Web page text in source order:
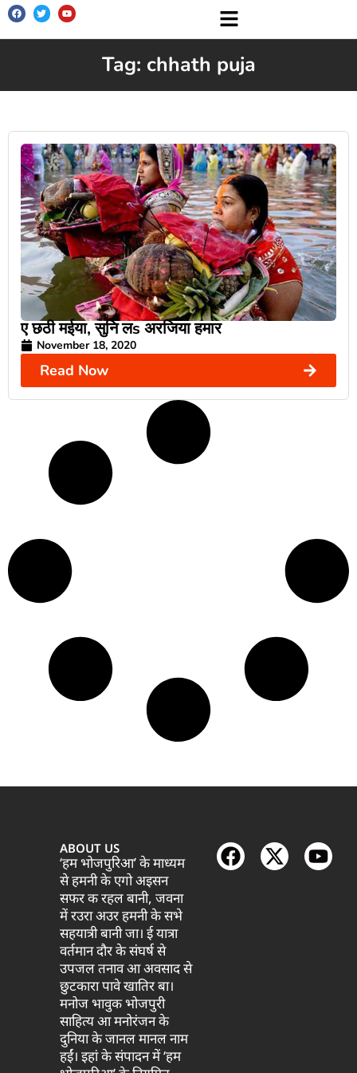
Tag: chhath puja
ए छठी मईया, सुनि लs अरजिया हमार
November 18, 2020
Read Now
ABOUT US
‘हम भोजपुरिआ’ के माध्यम
से हमनी के एगो अइसन
सफर क रहल बानी, जवना
में रउरा अउर हमनी के सभे
सहयात्री बानी जा। ई यात्रा
वर्तमान दौर के संघर्ष से
उपजल तनाव आ अवसाद से
छुटकारा पावे खातिर बा।
मनोज भावुक भोजपुरी
साहित्य आ मनोरंजन के
दुनिया के जानल मानल नाम
हईं। इहां के संपादन में ‘हम